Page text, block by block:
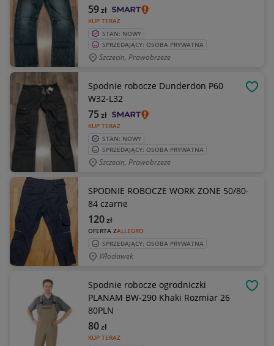
KUP TERAZ
59zł
STAN: NOWY
SPRZEDAJĄCY: OSOBA PRYWATNA
Szczecin, Prawobrzeże
Spodnie robocze Dunderdon P60
W32-L32
KUP TERAZ
75zł
STAN: NOWY
SPRZEDAJĄCY: OSOBA PRYWATNA
Szczecin, Prawobrzeże
SPODNIE ROBOCZE WORK ZONE 50/80-
84 czarne
OFERTA ZALLEGRO
120zł
SPRZEDAJĄCY: OSOBA PRYWATNA
Włocławek
Spodnie robocze ogrodniczki
PLANAM BW-290 Khaki Rozmiar 26
80PLN
KUP TERAZ
80zł